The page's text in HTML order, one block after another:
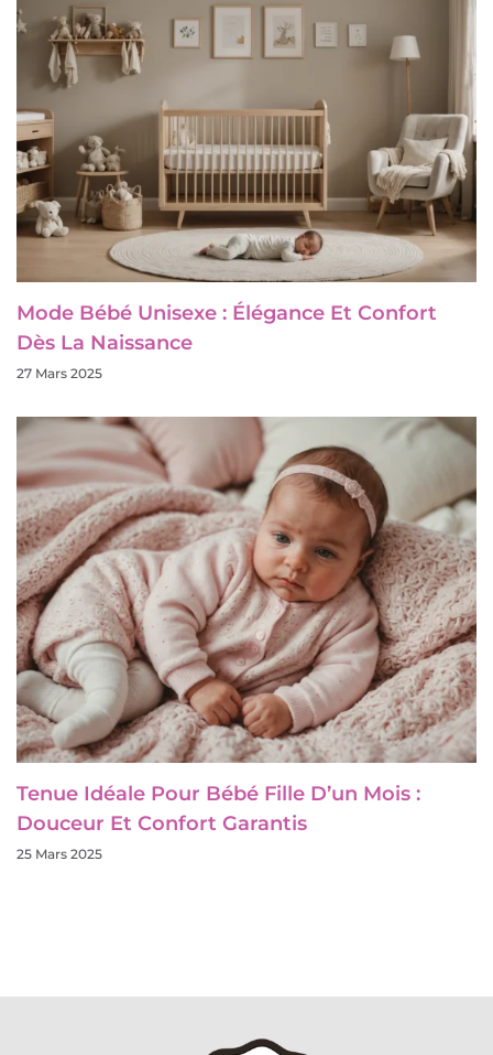
Mode Bébé Unisexe : Élégance Et Confort
Dès La Naissance
27 Mars 2025
Tenue Idéale Pour Bébé Fille D’un Mois :
Douceur Et Confort Garantis
25 Mars 2025